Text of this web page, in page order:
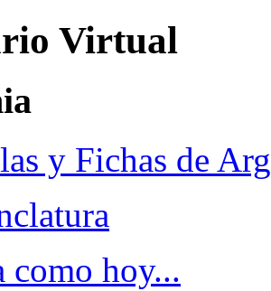
Virtual
y Fichas de
como hoy...